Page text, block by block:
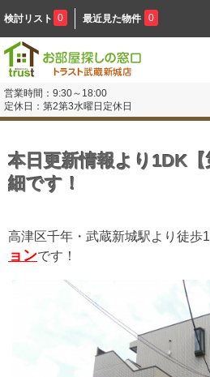
検討リスト 0 最近見た物件 0
営業時間：9:30～18:00
定休日：第2第3水曜日定休日
本日更新情報より1DK
細です！
高津区千年・武蔵新城駅より徒歩
ョンです！